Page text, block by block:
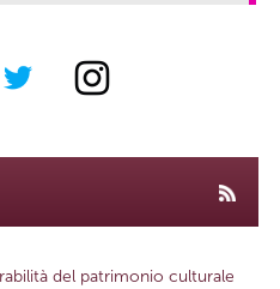
del patrimonio culturale